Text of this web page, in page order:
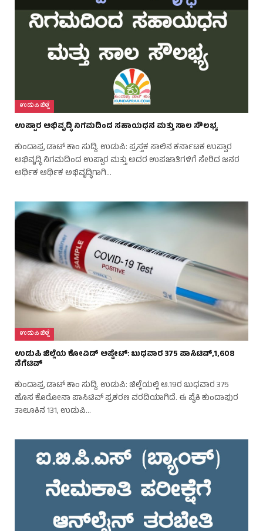
ಉಡುಪಿ ಜಿಲ್ಲೆ
ಉಪ್ಪಾರ ಅಭಿವೃದ್ಧಿ ನಿಗಮದಿಂದ ಸಹಾಯಧನ ಮತ್ತು ಸಾಲ ಸೌಲಭ್ಯ
ಕುಂದಾಪ್ರ ಡಾಟ್ ಕಾಂ ಸುದ್ದಿ. ಉಡುಪಿ: ಪ್ರಸ್ತಕ ಸಾಲಿನ ಕರ್ನಾಟಕ ಉಪ್ಪಾರ
ಅಭಿವೃದ್ಧಿ ನಿಗಮದಿಂದ ಉಪ್ಪಾರ ಮತ್ತು ಅದರ ಉಪಜಾತಿಗಳಿಗೆ ಸೇರಿದ ಜನರ
ಆರ್ಥಿಕ ಆರ್ಥಿಕ ಅಭಿವೃದ್ಧಿಗಾಗಿ…
ಉಡುಪಿ ಜಿಲ್ಲೆ
ಉಡುಪಿ ಜಿಲ್ಲೆಯ ಕೋವಿಡ್ ಅಪ್ಡೇಟ್: ಬುಧವಾರ 375 ಪಾಸಿಟಿವ್,1,608
ನೆಗೆಟಿವ್
ಕುಂದಾಪ್ರ ಡಾಟ್ ಕಾಂ ಸುದ್ದಿ. ಉಡುಪಿ: ಜಿಲ್ಲೆಯಲ್ಲಿ ಆ.19ರ ಬುಧವಾರ 375
ಹೊಸ ಕೊರೋನಾ ಪಾಸಿಟಿವ್ ಪ್ರಕರಣ ವರದಿಯಾಗಿದೆ. ಈ ಪೈಕಿ ಕುಂದಾಪುರ
ತಾಲೂಕಿನ 131, ಉಡುಪಿ…